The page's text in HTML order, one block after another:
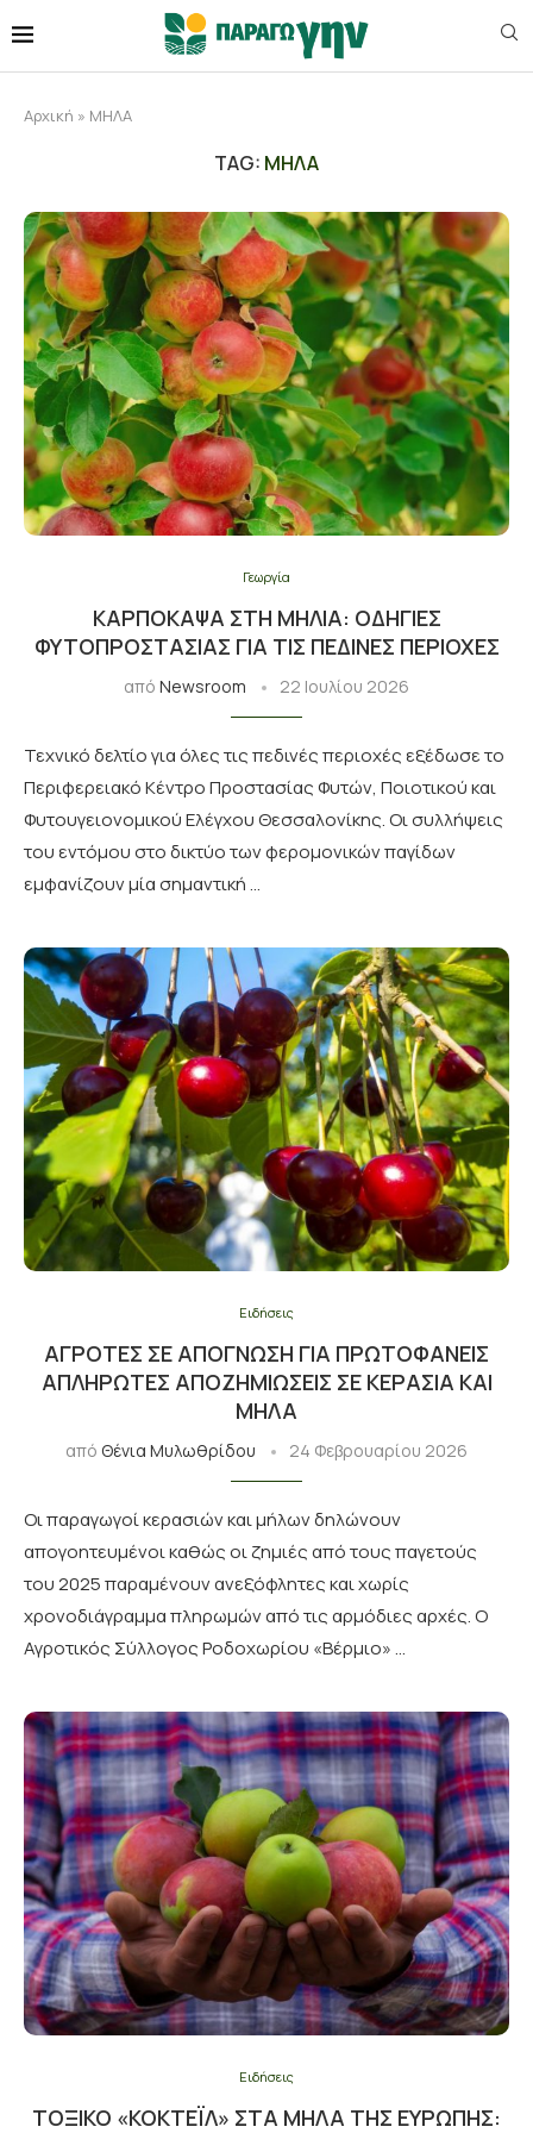
Αρχική » ΜΗΛΑ
TAG: ΜΗΛΑ
Γεωργία
ΚΑΡΠΌΚΑΨΑ ΣΤΗ ΜΗΛΙΆ: ΟΔΗΓΊΕΣ
ΦΥΤΟΠΡΟΣΤΑΣΊΑΣ ΓΙΑ ΤΙΣ ΠΕΔΙΝΈΣ ΠΕΡΙΟΧΈΣ
από Newsroom 22 Ιουλίου 2026
Τεχνικό δελτίο για όλες τις πεδινές περιοχές εξέδωσε το
Περιφερειακό Κέντρο Προστασίας Φυτών, Ποιοτικού και
Φυτουγειονομικού Ελέγχου Θεσσαλονίκης. Οι συλλήψεις
του εντόμου στο δικτύο των φερομονικών παγίδων
εμφανίζουν μία σημαντική …
Ειδήσεις
ΑΓΡΌΤΕΣ ΣΕ ΑΠΌΓΝΩΣΗ ΓΙΑ ΠΡΩΤΟΦΑΝΕΊΣ
ΑΠΛΉΡΩΤΕΣ ΑΠΟΖΗΜΙΏΣΕΙΣ ΣΕ ΚΕΡΆΣΙΑ ΚΑΙ
ΜΉΛΑ
από Θένια Μυλωθρίδου 24 Φεβρουαρίου 2026
Οι παραγωγοί κερασιών και μήλων δηλώνουν
απογοητευμένοι καθώς οι ζημιές από τους παγετούς
του 2025 παραμένουν ανεξόφλητες και χωρίς
χρονοδιάγραμμα πληρωμών από τις αρμόδιες αρχές. Ο
Αγροτικός Σύλλογος Ροδοχωρίου «Βέρμιο» …
Ειδήσεις
ΤΟΞΙΚΌ «ΚΟΚΤΈΙΛ» ΣΤΑ ΜΉΛΑ ΤΗΣ ΕΥΡΏΠΗΣ: